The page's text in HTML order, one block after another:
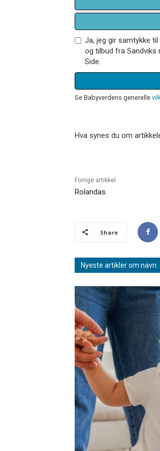
Ja, jeg gir samtykke
og tilbud fra Sandviks
Side.
Se Babyverdens generelle
Hva synes du om
Forrige artikkel
Rolandas
Share
Nyeste artikler om navn: